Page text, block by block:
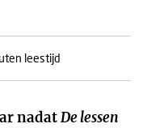
leestijd
nadatDe lessen